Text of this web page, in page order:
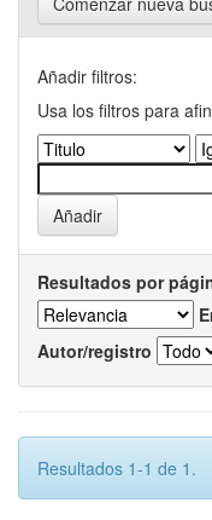
Añadir filtros:
Usa los filtros para
Resultados por
Autor/registro
Resultados 1-1 de 1.